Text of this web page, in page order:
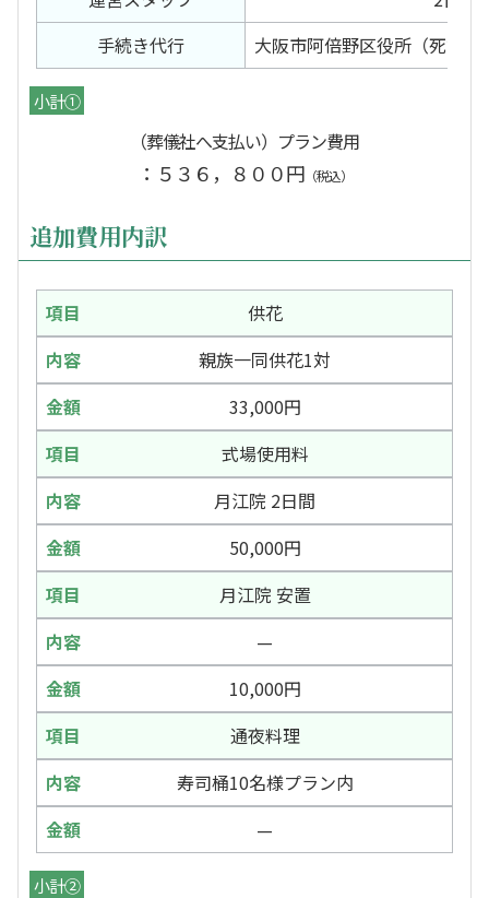
手続き代行
大阪市阿倍野区役所（死亡
小計①
（葬儀社へ支払い）プラン費用
：５３６，８００円 （税込）
追加費用内訳
供花
親族一同供花1対
33,000円
式場使用料
月江院 2日間
50,000円
月江院 安置
—
10,000円
通夜料理
寿司桶10名様プラン内
—
小計②